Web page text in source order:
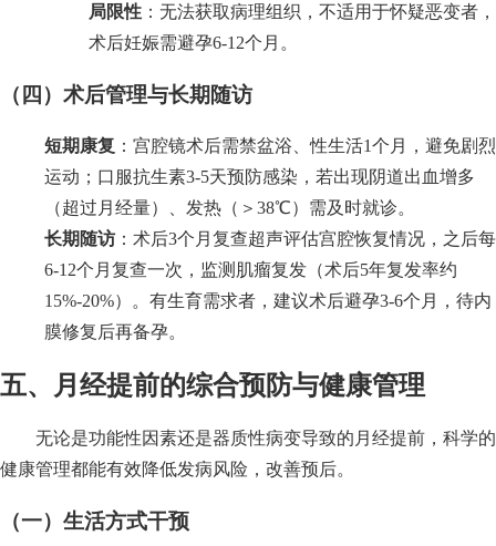
局限性 ：无法获取病理组织，不适用于怀疑恶变者，
术后妊娠需避孕6-12个月。
（四）术后管理与长期随访
短期康复 ：宫腔镜术后需禁盆浴、性生活1个月，避免剧烈
运动；口服抗生素3-5天预防感染，若出现阴道出血增多
（超过月经量）、发热（＞38℃）需及时就诊。
长期随访 ：术后3个月复查超声评估宫腔恢复情况，之后每
6-12个月复查一次，监测肌瘤复发（术后5年复发率约
15%-20%）。有生育需求者，建议术后避孕3-6个月，待内
膜修复后再备孕。
五、月经提前的综合预防与健康管理
无论是功能性因素还是器质性病变导致的月经提前，科学的
健康管理都能有效降低发病风险，改善预后。
（一）生活方式干预